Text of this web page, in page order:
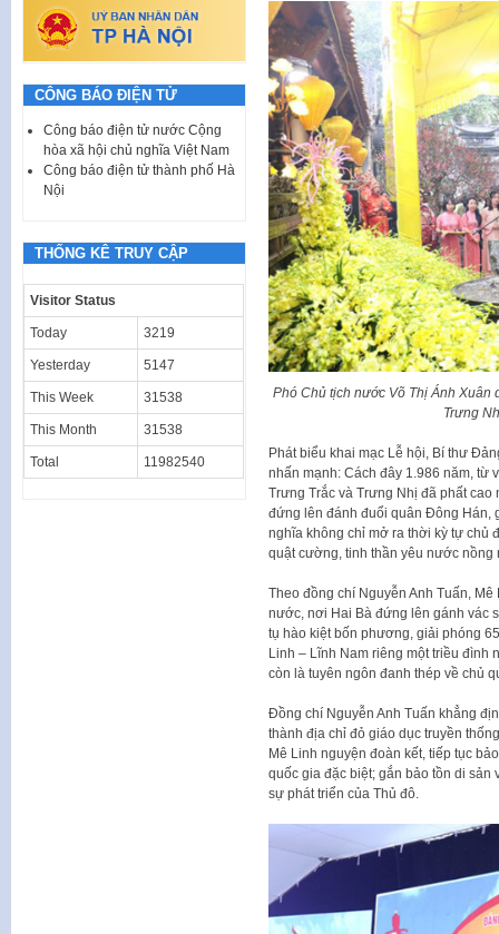
Phó Chủ tịch nước Võ Thị Ánh
Trưng
Phát biểu khai mạc Lễ hội, Bí thư
nhấn mạnh: Cách đây 1.986 năm, từ
Trưng Trắc và Trưng Nhị đã phất
đứng lên đánh đuổi quân Đông Hán,
nghĩa không chỉ mở ra thời kỳ tự chủ
quật cường, tinh thần yêu nước nồng
Theo đồng chí Nguyễn Anh Tuấn,
nước, nơi Hai Bà đứng lên gánh vác
tụ hào kiệt bốn phương, giải phóng
Linh – Lĩnh Nam riêng một triều đình
còn là tuyên ngôn đanh thép về chủ
Đồng chí Nguyễn Anh Tuấn khẳng
thành địa chỉ đỏ giáo dục truyền
Mê Linh nguyện đoàn kết, tiếp tục
quốc gia đặc biệt; gắn bảo tồn di
sự phát triển của Thủ đô.
CÔNG BÁO ĐIỆN TỬ
Công báo điện tử nước Cộng
hòa xã hội chủ nghĩa Việt Nam
Công báo điện tử thành phố Hà
Nội
THỐNG KÊ TRUY CẬP
Visitor Status
Today 3219
Yesterday 5147
This Week 31538
This Month 31538
Total 11982540